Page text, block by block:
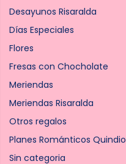
Desayunos Risaralda
Días Especiales
Flores
Fresas con Chocholate
Meriendas
Meriendas Risaralda
Otros regalos
Planes Románticos Quindio
Sin categoria